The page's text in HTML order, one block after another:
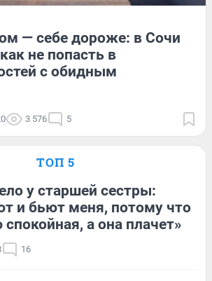
— себе дороже: в Сочи
не попасть в
с обидным
3 576 5
ТОП 5
у старшей сестры:
и бьют меня, потому что
а она плачет»
16